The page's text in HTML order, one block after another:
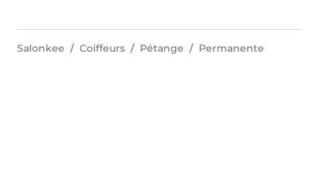
Salonkee Coiffeurs Pétange Permanente